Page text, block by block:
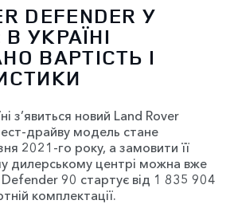
DEFENDER У
УКРАЇНІ
ВАРТІСТЬ І
з’явиться новий Land Rover
драйву модель стане
2021-го року, а замовити її
дилерському центрі можна вже
Defender 90 стартує від 1 835 904
комплектації.